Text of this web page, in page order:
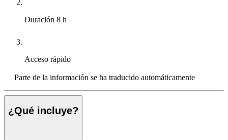
Duración 8 h
Acceso rápido
Parte de la información se ha traducido automáticamente
¿Qué incluye?